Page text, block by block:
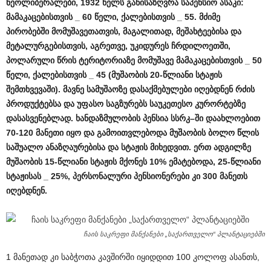
ნეოლიბერალები, 1932 წელს განისაზღვრა საპენსიო ასაკი:
მამაკაცებისთვის_ 60 წელი, ქალებისთვის_ 55. მძიმე
პირობებში მომუშავეთათვის, მაგალითად, მეშახტეებისა და
მეტალურგებისთვის, აგრეთვე, უკიდურეს ჩრდილოეთში,
პოლარული წრის ტერიტორიაზე მომუშავე მამაკაცებისთვის_ 50
წელი, ქალებისთვის_ 45 (მუშაობის20-წლიანი სტაჟის
შემთხვევაში). მავნე სამუშაოზე დასაქმებულები იღებდნენ რძის
პროდუქტებსა და უფასო საგზურებს საუკეთესო კურორტებზე
დასასვენებლად. ხანდაზმულობის პენსია სსრკ–ში დაახლოებით
70-120 მანეთი იყო და გამოითვლებოდა მუშაობის ბოლო წლის
საშუალო ანაზღაურებისა და სტაჟის მიხედვით. ერთ ადგილზე
მუშაობის15-წლიანი სტაჟის მქონეს10% ემატებოდა, 25-წლიანი
სტაჟისას_ 25%, პერსონალური პენსიონერები კი 300 მანეთს
იღებდნენ.
ჩაის საკრეფი მანქანები „საქართველო“ პლანტაციებში
1 მანეთად კი საბჭოთა კავშირში იყიდდით 100 კოლოფ ასანთს,